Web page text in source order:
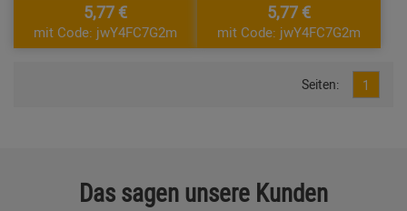
5,77 €
mit Code: jwY4FC7G2m
5,77 €
mit Code: jwY4FC7G2m
Seiten: 1
Das sagen unsere Kunden